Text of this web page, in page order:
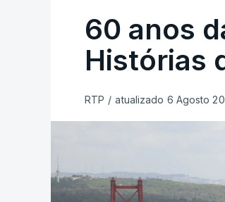
60 anos
Histórias
RTP / atualizado 6 Agosto